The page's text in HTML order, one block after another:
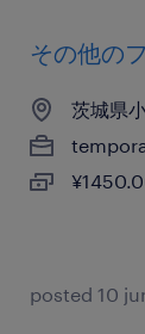
その他の
茨城県
posted 10